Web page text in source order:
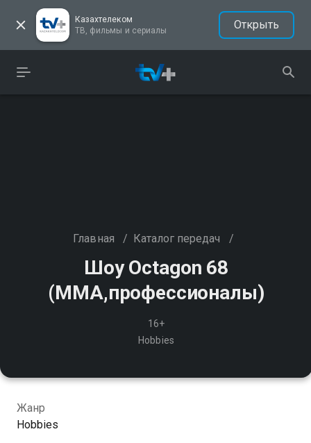
Казахтелеком
ТВ, фильмы и сериалы
Открыть
Главная / Каталог передач /
Шоу Octagon 68
(MMA,профессионалы)
16+
Hobbies
Жанр
Hobbies